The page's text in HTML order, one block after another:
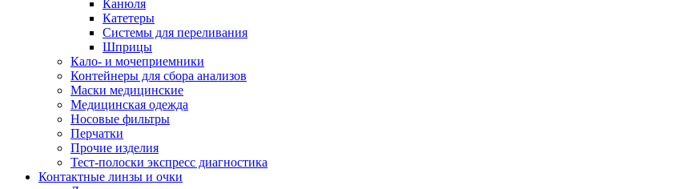
Канюля
Катетеры
Системы для переливания
Шприцы
Кало- и мочеприемники
Контейнеры для сбора анализов
Маски медицинские
Медицинская одежда
Носовые фильтры
Перчатки
Прочие изделия
Тест-полоски экспресс диагностика
Контактные линзы и очки